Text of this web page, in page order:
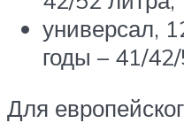
универсал,
годы – 41/
Для